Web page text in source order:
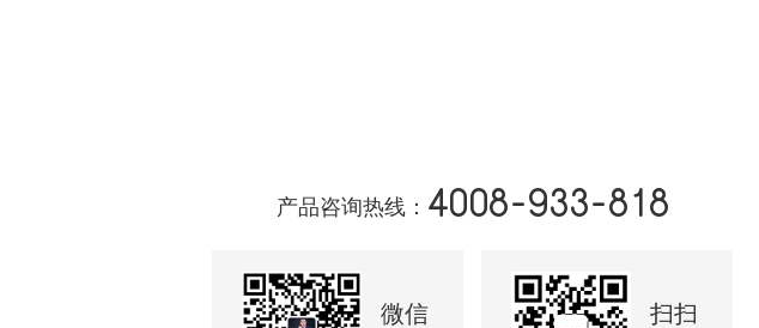
产品咨询热线： 4008-933-818
微信 扫扫